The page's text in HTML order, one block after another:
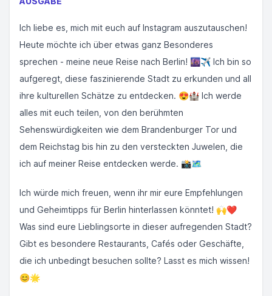
Ich liebe es, mich mit euch auf Instagram auszutauschen!
Heute möchte ich über etwas ganz Besonderes
sprechen - meine neue Reise nach Berlin! 🌆✈️ Ich bin so
aufgeregt, diese faszinierende Stadt zu erkunden und all
ihre kulturellen Schätze zu entdecken. 😍🏰 Ich werde
alles mit euch teilen, von den berühmten
Sehenswürdigkeiten wie dem Brandenburger Tor und
dem Reichstag bis hin zu den versteckten Juwelen, die
ich auf meiner Reise entdecken werde. 📸🗺️
Ich würde mich freuen, wenn ihr mir eure Empfehlungen
und Geheimtipps für Berlin hinterlassen könntet! 🙌❤️
Was sind eure Lieblingsorte in dieser aufregenden Stadt?
Gibt es besondere Restaurants, Cafés oder Geschäfte,
die ich unbedingt besuchen sollte? Lasst es mich wissen!
😊🌟